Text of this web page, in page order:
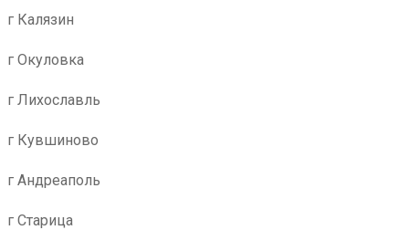
г Калязин
г Окуловка
г Лихославль
г Кувшиново
г Андреаполь
г Старица